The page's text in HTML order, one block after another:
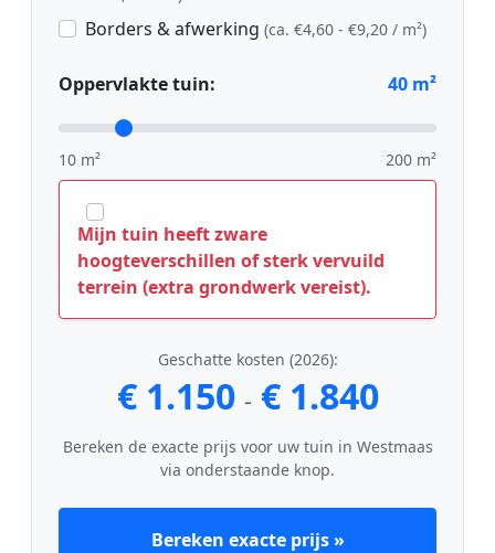
Borders & afwerking (ca. €4,60 - €9,20 / m²)
Oppervlakte tuin: 40 m²
10 m² 200 m²
Mijn tuin heeft zware
hoogteverschillen of sterk vervuild
terrein (extra grondwerk vereist).
Geschatte kosten (2026):
€ 1.150 - € 1.840
Bereken de exacte prijs voor uw tuin in Westmaas
via onderstaande knop.
Bereken exacte prijs »